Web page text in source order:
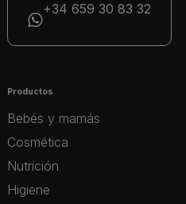
+34 659 30 83 32
Productos
Bebés y mamás
Cosmética
Nutrición
Higiene